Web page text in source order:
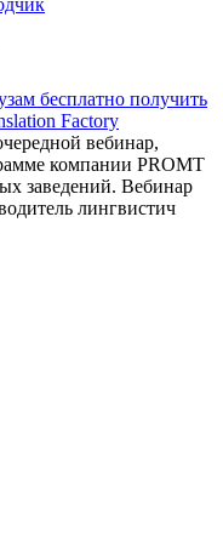
бесплатно получить
Factory
вебинар,
компании PROMT
заведений. Вебинар
лингвистич